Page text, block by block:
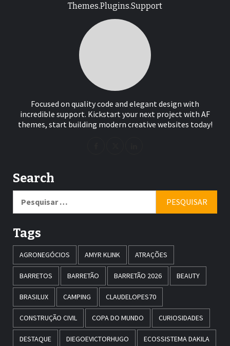
Themes.Plugins.Support
Focused on quality code and elegant design with
incredible support. Kickstart your next project with AF
themes, start building modern creative websites today!
Search
por:
Tags
AGRONEGÓCIOS AMYR KLINK ATRAÇÕES
BARRETOS BARRETÃO BARRETÃO 2026 BEAUTY
BRASILUX CAMPING CLAUDELOPES70
CONSTRUÇÃO CIVIL COPA DO MUNDO CURIOSIDADES
DESTAQUE DIEGOEVICTORHUGO ECOSSISTEMA DAKILA